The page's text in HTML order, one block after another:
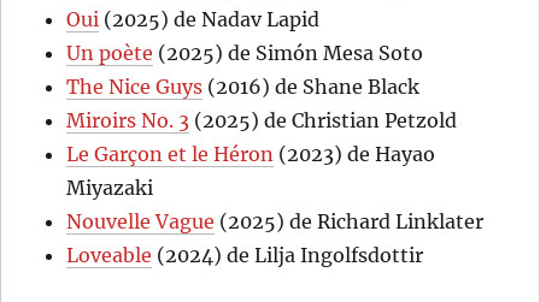
Oui (2025) de Nadav Lapid
Un poète (2025) de Simón Mesa Soto
The Nice Guys (2016) de Shane Black
Miroirs No. 3 (2025) de Christian Petzold
Le Garçon et le Héron (2023) de Hayao
Miyazaki
Nouvelle Vague (2025) de Richard Linklater
Loveable (2024) de Lilja Ingolfsdottir